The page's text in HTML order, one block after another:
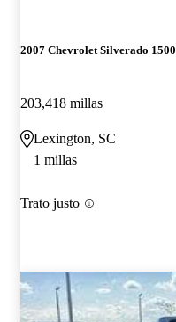
2007 Chevrolet Silverado 1500
203,418 millas
Lexington, SC
1 millas
Trato justo